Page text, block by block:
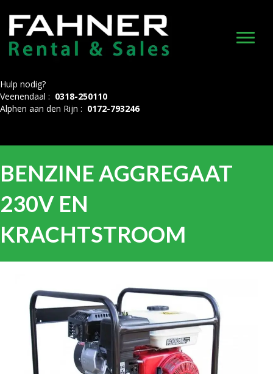
Hulp nodig?
Veenendaal : 0318-250110
Alphen aan den Rijn : 0172-793246
BENZINE AGGREGAAT
230V EN
KRACHTSTROOM